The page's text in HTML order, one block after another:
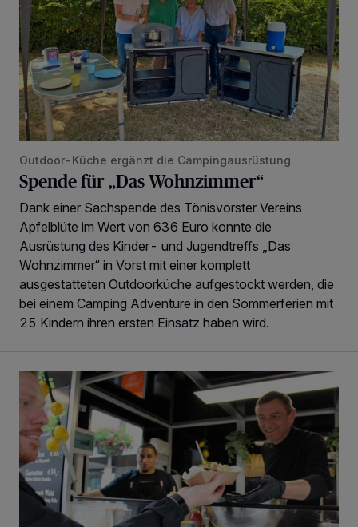
Outdoor-Küche ergänzt die Campingausrüstung
Spende für „Das Wohnzimmer“
Dank einer Sachspende des Tönisvorster Vereins
Apfelblüte im Wert von 636 Euro konnte die
Ausrüstung des Kinder- und Jugendtreffs „Das
Wohnzimmer“ in Vorst mit einer komplett
ausgestatteten Outdoorküche aufgestockt werden, die
bei einem Camping Adventure in den Sommerferien mit
25 Kindern ihren ersten Einsatz haben wird.
Genussreise durch die ganze Welt